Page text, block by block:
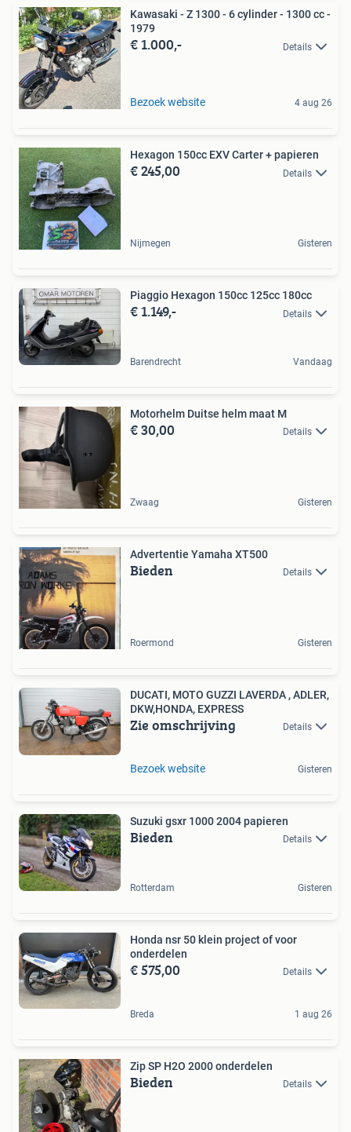
Kawasaki - Z 1300 - 6 cylinder - 1300 cc -
1979
€ 1.000,- Details
Bezoek website 4 aug 26
Hexagon 150cc EXV Carter + papieren
€ 245,00 Details
Nijmegen Gisteren
Piaggio Hexagon 150cc 125cc 180cc
€ 1.149,- Details
Barendrecht Vandaag
Motorhelm Duitse helm maat M
€ 30,00 Details
Zwaag Gisteren
Advertentie Yamaha XT500
Bieden Details
Roermond Gisteren
DUCATI, MOTO GUZZI LAVERDA , ADLER,
DKW,HONDA, EXPRESS
Zie omschrijving Details
Bezoek website Gisteren
Suzuki gsxr 1000 2004 papieren
Bieden Details
Rotterdam Gisteren
Honda nsr 50 klein project of voor
onderdelen
€ 575,00 Details
Breda 1 aug 26
Zip SP H2O 2000 onderdelen
Bieden Details